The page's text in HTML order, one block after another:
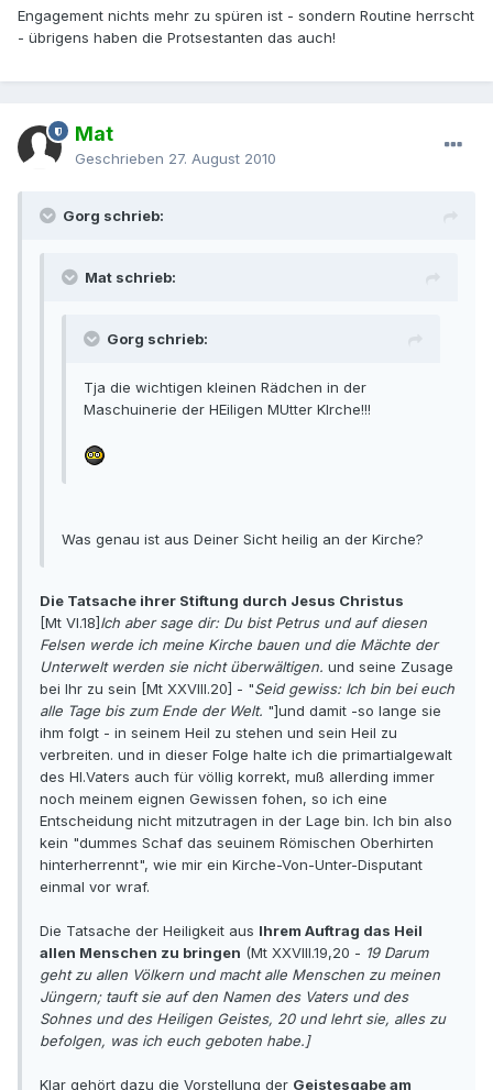
Engagement nichts mehr zu spüren ist - sondern Routine herrscht
- übrigens haben die Protsestanten das auch!
Mat
Geschrieben 27. August 2010
Gorg schrieb:
Mat schrieb:
Gorg schrieb:
Tja die wichtigen kleinen Rädchen in der
Maschuinerie der HEiligen MUtter KIrche!!!
Was genau ist aus Deiner Sicht heilig an der Kirche?
Die Tatsache ihrer Stiftung durch Jesus Christus
[Mt VI.18]Ich aber sage dir: Du bist Petrus und auf diesen
Felsen werde ich meine Kirche bauen und die Mächte der
Unterwelt werden sie nicht überwältigen. und seine Zusage
bei Ihr zu sein [Mt XXVIII.20] - "Seid gewiss: Ich bin bei euch
alle Tage bis zum Ende der Welt. "]und damit -so lange sie
ihm folgt - in seinem Heil zu stehen und sein Heil zu
verbreiten. und in dieser Folge halte ich die primartialgewalt
des Hl.Vaters auch für völlig korrekt, muß allerding immer
noch meinem eignen Gewissen fohen, so ich eine
Entscheidung nicht mitzutragen in der Lage bin. Ich bin also
kein "dummes Schaf das seuinem Römischen Oberhirten
hinterherrennt", wie mir ein Kirche-Von-Unter-Disputant
einmal vor wraf.
Die Tatsache der Heiligkeit aus Ihrem Auftrag das Heil
allen Menschen zu bringen (Mt XXVIII.19,20 - 19 Darum
geht zu allen Völkern und macht alle Menschen zu meinen
Jüngern; tauft sie auf den Namen des Vaters und des
Sohnes und des Heiligen Geistes, 20 und lehrt sie, alles zu
befolgen, was ich euch geboten habe.]
Klar gehört dazu die Vorstellung der Geistesgabe am